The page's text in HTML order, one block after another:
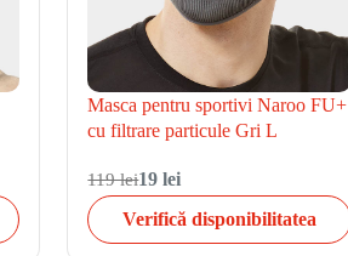
Masca pentru sportivi Naroo FU+
cu filtrare particule Gri L
119 lei19 lei
Verifică disponibilitatea